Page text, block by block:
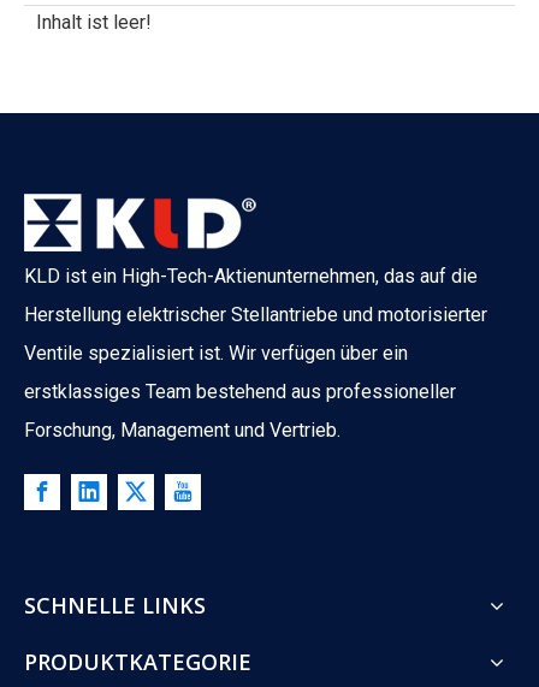
Inhalt ist leer!
KLD ist ein High-Tech-Aktienunternehmen, das auf die
Herstellung elektrischer Stellantriebe und motorisierter
Ventile spezialisiert ist. Wir verfügen über ein
erstklassiges Team bestehend aus professioneller
Forschung, Management und Vertrieb.
SCHNELLE LINKS
PRODUKTKATEGORIE